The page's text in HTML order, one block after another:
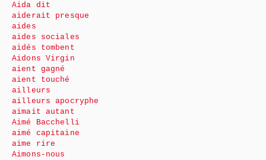
Aida dit
aiderait presque
aides
aides sociales
aidés tombent
Aidons Virgin
aient gagné
aient touché
ailleurs
ailleurs apocryphe
aimait autant
Aimé Bacchelli
aimé capitaine
aime rire
Aimons-nous